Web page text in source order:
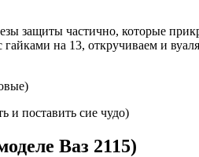
защиты частично, которые
на 13, откручиваем и
и поставить сие чудо)
Ваз 2115)